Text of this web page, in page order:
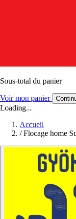
Sous-total du panier
Voir mon panier
Loading...
Accueil
/ Flocage home